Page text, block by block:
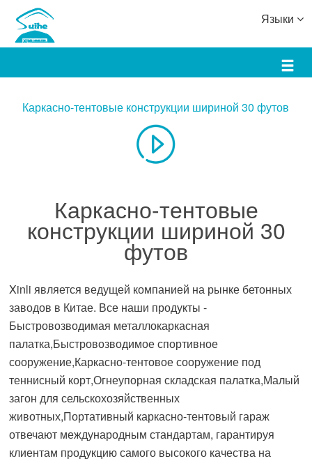
Языки
Каркасно-тентовые конструкции шириной 30 футов
Каркасно-тентовые
конструкции шириной 30
футов
Xinli является ведущей компанией на рынке бетонных
заводов в Китае. Все наши продукты -
Быстровозводимая металлокаркасная
палатка,Быстровозводимое спортивное
сооружение,Каркасно-тентовое сооружение под
теннисный корт,Огнеупорная складская палатка,Малый
загон для сельскохозяйственных
животных,Портативный каркасно-тентовый гараж
отвечают международным стандартам, гарантируя
клиентам продукцию самого высокого качества на